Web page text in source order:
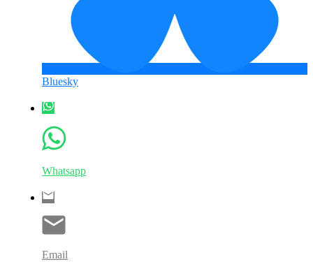
Bluesky
Whatsapp
Email